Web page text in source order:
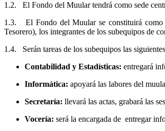
1.2. El Fondo del Muular tendrá como sede
1.3. El Fondo del Muular se constituirá como
Tesorero), los integrantes de los subequipos de
1.4. Serán tareas de los subequipos las
Contabilidad y Estadísticas: entregará
Informática: apoyará las labores del
Secretaría: llevará las actas, grabará las
Vocería: será la encargada de entregar